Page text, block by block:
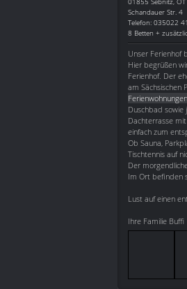
Schandauer Str. 4
Telefon: 035022
8 Betten +
Unser Ferienhof
Hier begrüßen
Ferienhof. Der
am Sächsischen
Ferienwohnungen
Duschbad sowie
Dachterrasse
einfach zum
Ob Sauna,
Tischtennis auf
Der
Im Ort befinden
Lust auf einen
Ihre Familie Buffi